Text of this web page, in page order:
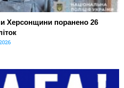
Херсонщини поранено 26